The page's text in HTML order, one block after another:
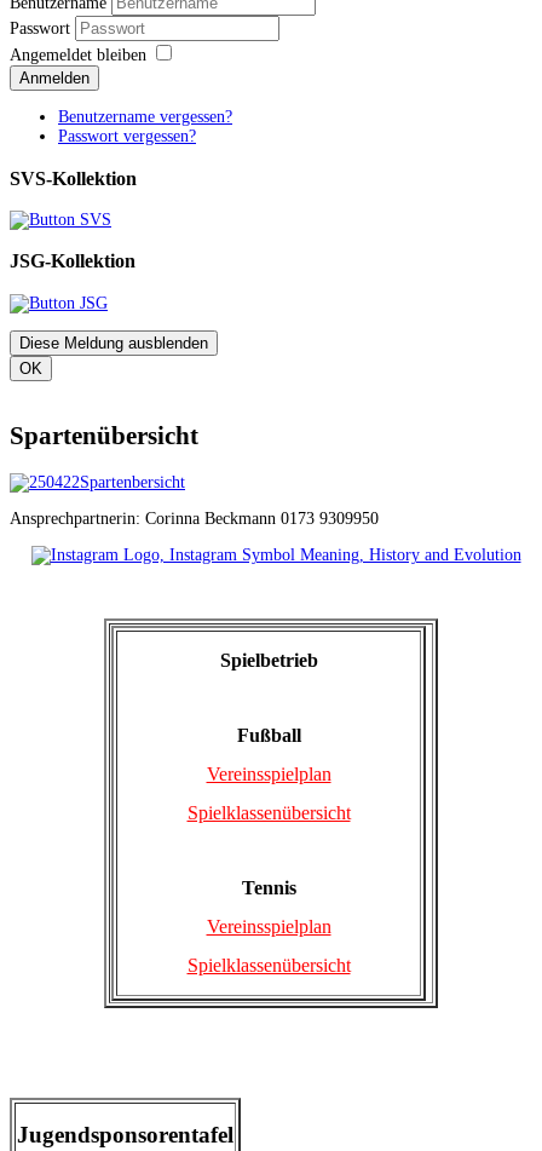
Passwort
Angemeldet bleiben
Anmelden
Benutzername vergessen?
Passwort vergessen?
SVS-Kollektion
JSG-Kollektion
Diese Meldung ausblenden
OK
Spartenübersicht
Ansprechpartnerin: Corinna Beckmann 0173 9309950
Spielbetrieb
Fußball
Vereinsspielplan
Spielklassenübersicht
Tennis
Vereinsspielplan
Spielklassenübersicht
Jugendsponsorentafel